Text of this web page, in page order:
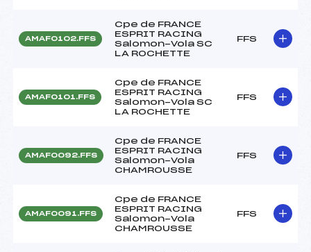
AMAF0102.FFS
Cpe de FRANCE
ESPRIT RACING
Salomon-Vola SC
LA ROCHETTE
FFS
AMAF0101.FFS
Cpe de FRANCE
ESPRIT RACING
Salomon-Vola SC
LA ROCHETTE
FFS
AMAF0092.FFS
Cpe de FRANCE
ESPRIT RACING
Salomon-Vola
CHAMROUSSE
FFS
AMAF0091.FFS
Cpe de FRANCE
ESPRIT RACING
Salomon-Vola
CHAMROUSSE
FFS